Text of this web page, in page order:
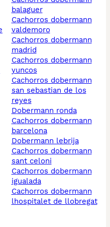
balaguer
cachorros dobermann
valdemoro
cachorros dobermann
madrid
cachorros dobermann
yuncos
cachorros dobermann
san sebastian de los
reyes
dobermann ronda
cachorros dobermann
barcelona
dobermann lebrija
cachorros dobermann
sant celoni
cachorros dobermann
igualada
cachorros dobermann
lhospitalet de llobregat